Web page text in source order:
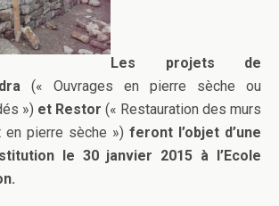
Les projets de
(« Ouvrages en pierre sèche ou
») et Restor (« Restauration des murs
en pierre sèche ») feront l’objet d’une
le 30 janvier 2015 à l’Ecole